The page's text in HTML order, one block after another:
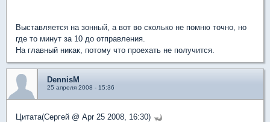
Выставляется на зонный, а вот во сколько не помню точно, но
где то минут за 10 до отправления.
На главный никак, потому что проехать не получится.
DennisM
25 апреля 2008 - 15:36
Цитата(Сергей @ Apr 25 2008, 16:30)